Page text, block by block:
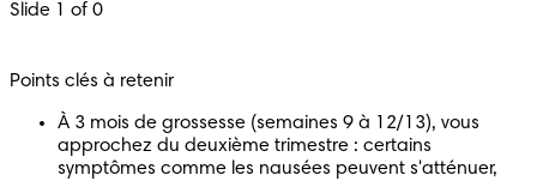
Slide 1 of 0
Points clés à retenir
À 3 mois de grossesse (semaines 9 à 12/13), vous
approchez du deuxième trimestre : certains
symptômes comme les nausées peuvent s'atténuer,